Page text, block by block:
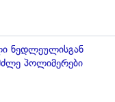
ნედლეულისგან
პოლიმერები